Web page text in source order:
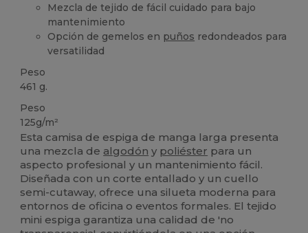
Mezcla de tejido de fácil cuidado para bajo
mantenimiento
Opción de gemelos en puños redondeados para
versatilidad
Peso
461 g.
Peso
125g/m²
Esta camisa de espiga de manga larga presenta
una mezcla de algodón y poliéster para un
aspecto profesional y un mantenimiento fácil.
Diseñada con un corte entallado y un cuello
semi-cutaway, ofrece una silueta moderna para
entornos de oficina o eventos formales. El tejido
mini espiga garantiza una calidad de 'no